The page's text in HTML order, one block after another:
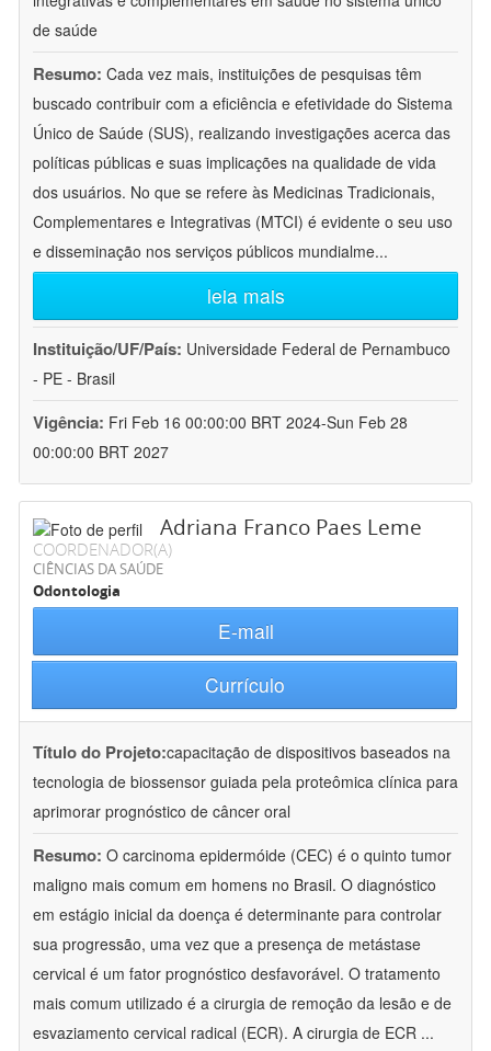
de saúde
Resumo: Cada vez mais, instituições de pesquisas têm
buscado contribuir com a eficiência e efetividade do Sistema
Único de Saúde (SUS), realizando investigações acerca das
políticas públicas e suas implicações na qualidade de vida
dos usuários. No que se refere às Medicinas Tradicionais,
Complementares e Integrativas (MTCI) é evidente o seu uso
e disseminação nos serviços públicos mundialme...
leia mais
Instituição/UF/País: Universidade Federal de Pernambuco
- PE - Brasil
Vigência: Fri Feb 16 00:00:00 BRT 2024-Sun Feb 28
00:00:00 BRT 2027
Adriana Franco Paes Leme
COORDENADOR(A)
CIÊNCIAS DA SAÚDE
Odontologia
E-mail
Currículo
Título do Projeto:capacitação de dispositivos baseados na
tecnologia de biossensor guiada pela proteômica clínica para
aprimorar prognóstico de câncer oral
Resumo: O carcinoma epidermóide (CEC) é o quinto tumor
maligno mais comum em homens no Brasil. O diagnóstico
em estágio inicial da doença é determinante para controlar
sua progressão, uma vez que a presença de metástase
cervical é um fator prognóstico desfavorável. O tratamento
mais comum utilizado é a cirurgia de remoção da lesão e de
esvaziamento cervical radical (ECR). A cirurgia de ECR ...